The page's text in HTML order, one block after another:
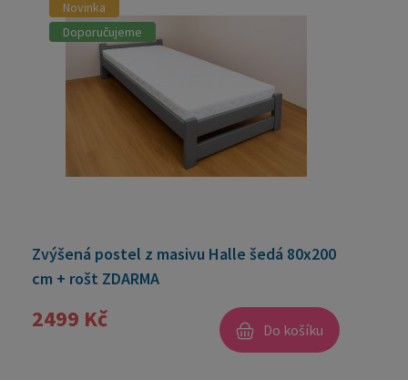
Novinka
Doporučujeme
Zvýšená postel z masivu Halle šedá 80x200
cm + rošt ZDARMA
2499 Kč Do košíku